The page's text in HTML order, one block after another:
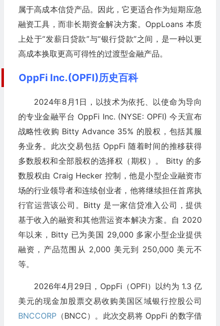
属于高成本信贷产品。因此，它更适合作为短期应急
融资工具，而非长期资金解决方案。OppLoans 本质
上处于“发薪日贷款”与“银行贷款”之间，是一种以更
高成本换取更高可得性的过渡型金融产品。
OppFi Inc.(OPFI)历史百科
2024年8月1日，以技术为依托、以使命为导向
的专业金融平台 OppFi Inc. (NYSE: OPFI) 今天宣布
战略性收购 Bitty Advance 35% 的股权，包括其服
务业务。此次交易包括 OppFi 随着时间的推移获得
多数股权和全部股权的选择权（期权）。 Bitty 的多
数股权由 Craig Hecker 控制，他是小型企业融资市
场的行业领导者和连续创业者，他将继续担任首席执
行官运营该公司。Bitty 是一家信贷准入公司，提供
基于收入的融资和其他营运资本解决方案。自 2020
年以来，Bitty 已为美国 29,000 多家小型企业提供
融资，产品范围从 2,000 美元到 250,000 美元不
等。
2026年4月29日，OppFi（OPFI）以约为 1.3 亿
美元的现金加股票交易收购美国区域银行控股公司
BNCCORP（BNCC）。此次交易将 OppFi 的数字借